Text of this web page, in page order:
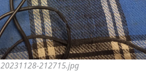
20231128-212715.jpg